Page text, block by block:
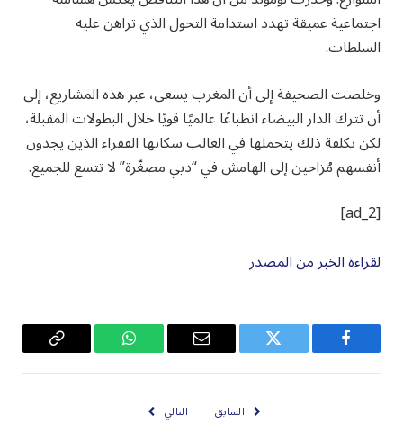
اجتماعية عميقة تهدد استدامة التحول الذي تراهن عليه
السلطات.
وخلصت الصحيفة إلى أن المغرب يسعى، عبر هذه المشاريع، إلى
أن تترك الدار البيضاء انطباعًا عالميًا قويًا خلال البطولات المقبلة،
لكن تكلفة ذلك يتحملها في الغالب سكانها الفقراء الذين يجدون
أنفسهم مُزاحين إلى الهامش في “دبي مصغّرة” لا تتسع للجميع.
[ad_2]
لقراءة الخبر من المصدر
فيسبوك تويتر
البريد
واتساب
Copy
السابق التالي